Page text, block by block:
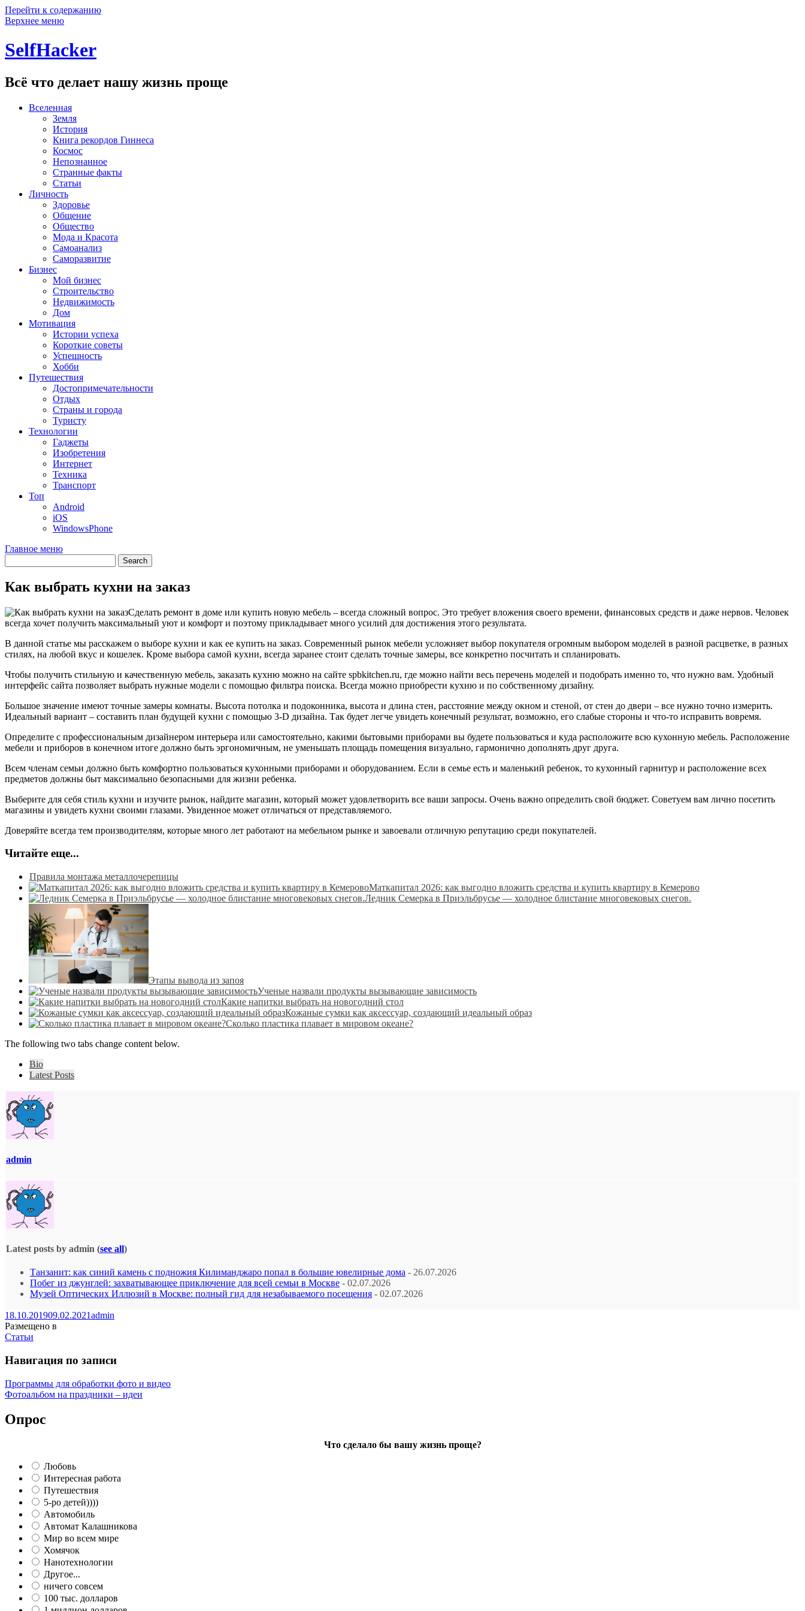
Перейти к содержанию
Верхнее меню
SelfHacker
Всё что делает нашу жизнь проще
Вселенная
Земля
История
Книга рекордов Гиннеса
Космос
Непознанное
Странные факты
Статьи
Личность
Здоровье
Общение
Общество
Мода и Красота
Самоанализ
Саморазвитие
Бизнес
Мой бизнес
Строительство
Недвижимость
Дом
Мотивация
Истории успеха
Короткие советы
Успешность
Хобби
Путешествия
Достопримечательности
Отдых
Страны и города
Туристу
Технологии
Гаджеты
Изобретения
Интернет
Техника
Транспорт
Топ
Android
iOS
WindowsPhone
Главное меню
Как выбрать кухни на заказ
Сделать ремонт в доме или купить новую мебель – всегда сложный вопрос. Это требует вложения своего времени, финансовых средств и даже нервов. Человек
всегда хочет получить максимальный уют и комфорт и поэтому прикладывает много усилий для достижения этого результата.
В данной статье мы расскажем о выборе кухни и как ее купить на заказ. Современный рынок мебели усложняет выбор покупателя огромным выбором моделей в разной расцветке, в разных
стилях, на любой вкус и кошелек. Кроме выбора самой кухни, всегда заранее стоит сделать точные замеры, все конкретно посчитать и спланировать.
Чтобы получить стильную и качественную мебель, заказать кухню можно на сайте spbkitchen.ru, где можно найти весь перечень моделей и подобрать именно то, что нужно вам. Удобный
интерфейс сайта позволяет выбрать нужные модели с помощью фильтра поиска. Всегда можно приобрести кухню и по собственному дизайну.
Большое значение имеют точные замеры комнаты. Высота потолка и подоконника, высота и длина стен, расстояние между окном и стеной, от стен до двери – все нужно точно измерить.
Идеальный вариант – составить план будущей кухни с помощью 3-D дизайна. Так будет легче увидеть конечный результат, возможно, его слабые стороны и что-то исправить вовремя.
Определите с профессиональным дизайнером интерьера или самостоятельно, какими бытовыми приборами вы будете пользоваться и куда расположите всю кухонную мебель. Расположение
мебели и приборов в конечном итоге должно быть эргономичным, не уменьшать площадь помещения визуально, гармонично дополнять друг друга.
Всем членам семьи должно быть комфортно пользоваться кухонными приборами и оборудованием. Если в семье есть и маленький ребенок, то кухонный гарнитур и расположение всех
предметов должны быт максимально безопасными для жизни ребенка.
Выберите для себя стиль кухни и изучите рынок, найдите магазин, который может удовлетворить все ваши запросы. Очень важно определить свой бюджет. Советуем вам лично посетить
магазины и увидеть кухни своими глазами. Увиденное может отличаться от представляемого.
Доверяйте всегда тем производителям, которые много лет работают на мебельном рынке и завоевали отличную репутацию среди покупателей.
Читайте еще...
Правила монтажа металлочерепицы
Маткапитал 2026: как выгодно вложить средства и купить квартиру в Кемерово
Ледник Семерка в Приэльбрусье — холодное блистание многовековых снегов.
Этапы вывода из запоя
Ученые назвали продукты вызывающие зависимость
Какие напитки выбрать на новогодний стол
Кожаные сумки как аксессуар, создающий идеальный образ
Сколько пластика плавает в мировом океане?
The following two tabs change content below.
Bio
Latest Posts
admin
Latest posts by admin (see all)
Танзанит: как синий камень с подножия Килиманджаро попал в большие ювелирные дома - 26.07.2026
Побег из джунглей: захватывающее приключение для всей семьи в Москве - 02.07.2026
Музей Оптических Иллюзий в Москве: полный гид для незабываемого посещения - 02.07.2026
18.10.201909.02.2021admin
Размещено в
Статьи
Навигация по записи
Программы для обработки фото и видео
Фотоальбом на праздники – идеи
Опрос
Что сделало бы вашу жизнь проще?
Любовь
Интересная работа
Путешествия
5-ро детей))))
Автомобиль
Автомат Калашникова
Мир во всем мире
Хомячок
Нанотехнологии
Другое...
ничего совсем
100 тыс. долларов